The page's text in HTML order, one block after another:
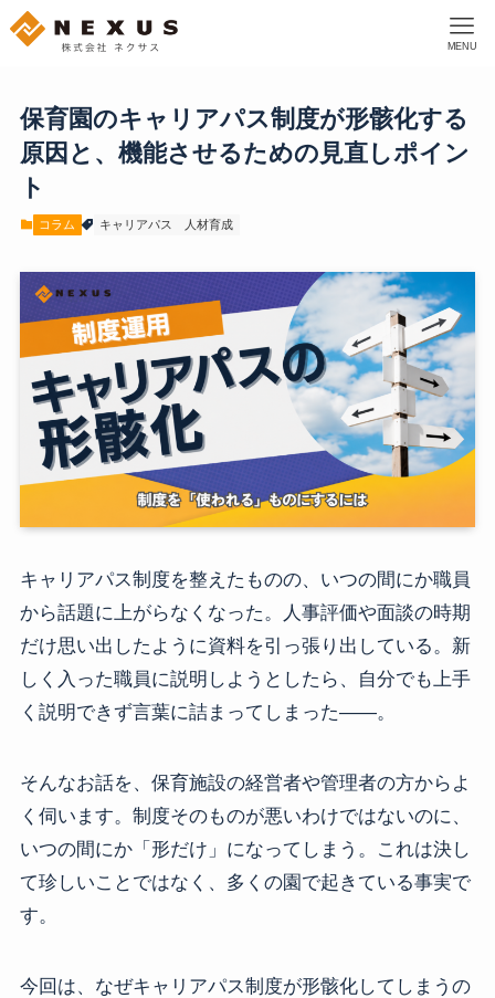
MENU
保育園のキャリアパス制度が形骸化する
原因と、機能させるための見直しポイン
ト
コラム キャリアパス 人材育成
キャリアパス制度を整えたものの、いつの間にか職員
から話題に上がらなくなった。人事評価や面談の時期
だけ思い出したように資料を引っ張り出している。新
しく入った職員に説明しようとしたら、自分でも上手
く説明できず言葉に詰まってしまった――。
そんなお話を、保育施設の経営者や管理者の方からよ
く伺います。制度そのものが悪いわけではないのに、
いつの間にか「形だけ」になってしまう。これは決し
て珍しいことではなく、多くの園で起きている事実で
す。
今回は、なぜキャリアパス制度が形骸化してしまうの